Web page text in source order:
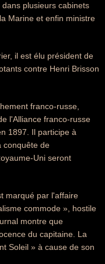
plusieurs cabinets
Marine et enfin ministre
il est élu président de
contre Henri Brisson
franco-russe,
l'Alliance franco-russe
1897. Il participe à
conquête de
Uni seront
marqué par l'affaire
commode », hostile
montre que
du capitaine. La
Soleil » à cause de son